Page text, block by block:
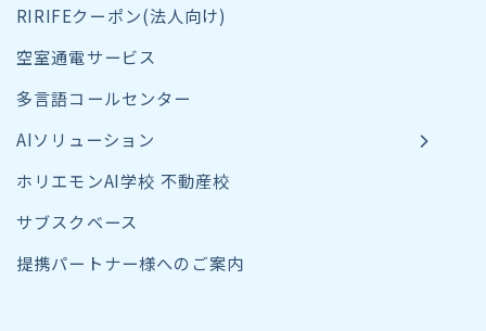
RIRIFEクーポン(法人向け)
空室通電サービス
多言語コールセンター
AIソリューション
ホリエモンAI学校 不動産校
サブスクベース
提携パートナー様へのご案内